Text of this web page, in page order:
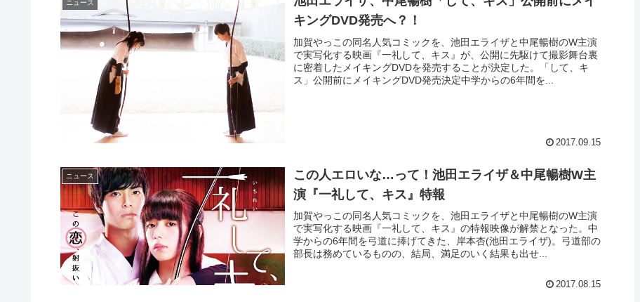
ニュース
キングDVD発売へ？！
加賀やっこの同名人気コミックを、池田エライザと中尾暢樹のW主演
で実写化する映画『一礼して、キス』が、公開に先駆けて撮影舞台裏
に密着したメイキングDVDを発売することが決定した。「して、キ
ス」公開前にメイキングDVD発売決定中学からの6年間を...
2017.09.15
ニュース
この人エロいな…って！池田エライザ＆中尾暢樹W主
演『一礼して、キス』特報
加賀やっこの同名人気コミックを、池田エライザと中尾暢樹のW主演
で実写化する映画『一礼して、キス』の特報映像が解禁となった。中
学からの6年間を弓道に捧げてきた、岸本杏(池田エライザ)。弓道部の
部長は務めているものの、結局、満足のいく結果も出せ...
2017.08.15